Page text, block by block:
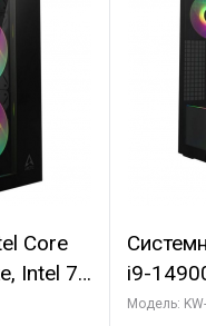
Core
Intel 7,
(2
i9-
C24
Модель: